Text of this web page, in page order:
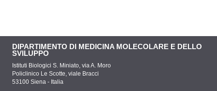
DIPARTIMENTO DI MEDICINA MOLECOLARE E DELLO
SVILUPPO
Istituti Biologici S. Miniato, via A. Moro
Policlinico Le Scotte, viale Bracci
53100 Siena - Italia